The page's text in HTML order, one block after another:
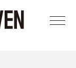
メニ